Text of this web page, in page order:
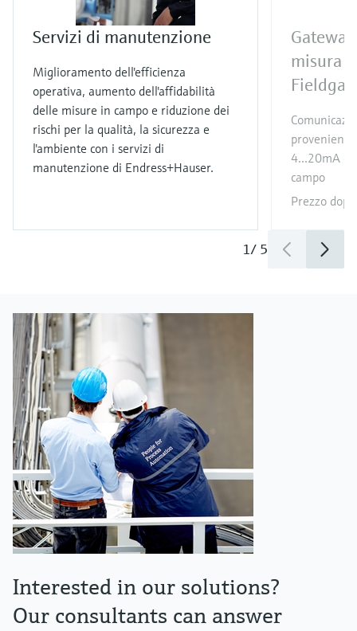
Servizi di manutenzione
Miglioramento dell'efficienza
operativa, aumento dell'affidabilità
delle misure in campo e riduzione dei
rischi per la qualità, la sicurezza e
l'ambiente con i servizi di
manutenzione di Endress+Hauser.
misura
provenienti
4...20mA e
campo
Prezzo
1/ 5
Interested in our solutions?
Our consultants can answer